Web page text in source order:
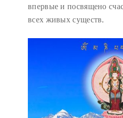
впервые и посвящено
всех живых существ.